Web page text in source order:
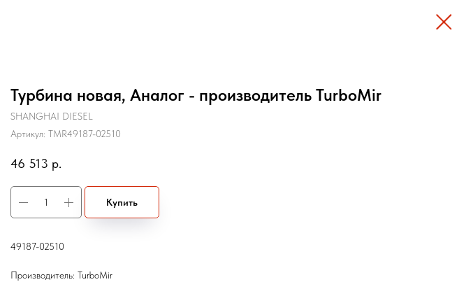
Турбина новая, Аналог - производитель TurboMir
SHANGHAI DIESEL
Артикул: TMR49187-02510
46 513 р.
Купить
49187-02510
Производитель: TurboMir